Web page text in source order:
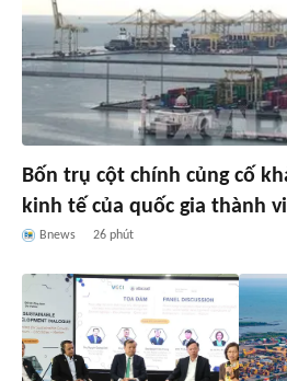
Bốn trụ cột chính củng cố
kinh tế của quốc gia thành
Bnews 26 phút